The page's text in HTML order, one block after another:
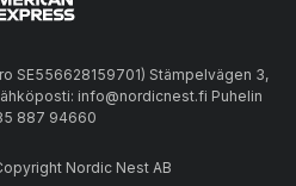
SE556628159701) Stämpelvägen 3,
info@nordicnest.fi Puhelin
887 94660
Nordic Nest AB